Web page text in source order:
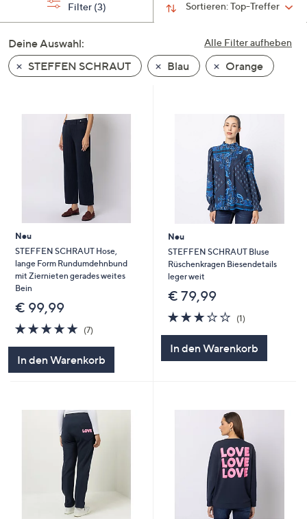
und
nach
unten
oder
um
diese
anzuzeigen.
Sortieren:Top-Treffer
Filter (3)
Alle Filter aufheben
Deine Auswahl:
STEFFEN SCHRAUT
Blau Orange
Neu
STEFFEN SCHRAUT Hose,
lange Form Rundumdehnbund
mit Ziernieten gerades weites
Bein
€ 99,99
4.9
von
(7)7
In den Warenkorb
Neu
STEFFEN SCHRAUT Bluse
Rüschenkragen Biesendetails
leger weit
€ 79,99
3.0
von
(1)1
In den Warenkorb